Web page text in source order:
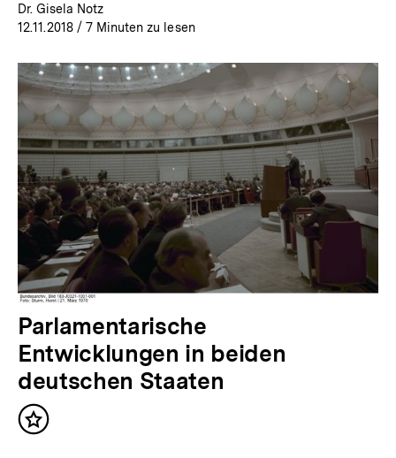
Dr. Gisela Notz
12.11.2018/ 7 Minuten zu lesen
Parlamentarische
Entwicklungen in beiden
deutschen Staaten
Inhalt